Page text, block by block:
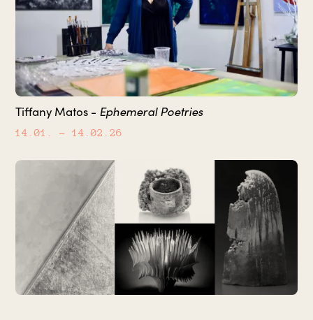
Tiffany Matos - Ephemeral Poetries
14.01. – 14.02.26